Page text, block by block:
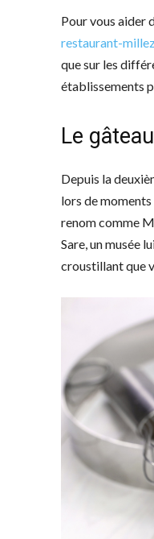
Pour vous aider
restaurant-
que sur les
établissements
Le
Depuis la
lors de
renom comme
Sare, un musée
croustillant que